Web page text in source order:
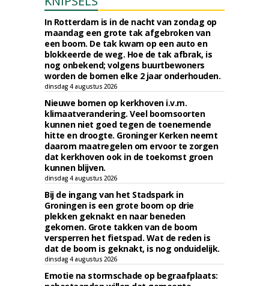
In Rotterdam is in de nacht van zondag op
maandag een grote tak afgebroken van
een boom. De tak kwam op een auto en
blokkeerde de weg. Hoe de tak afbrak, is
nog onbekend; volgens buurtbewoners
worden de bomen elke 2 jaar onderhouden.
dinsdag 4 augustus 2026
Nieuwe bomen op kerkhoven i.v.m.
klimaatverandering. Veel boomsoorten
kunnen niet goed tegen de toenemende
hitte en droogte. Groninger Kerken neemt
daarom maatregelen om ervoor te zorgen
dat kerkhoven ook in de toekomst groen
kunnen blijven.
dinsdag 4 augustus 2026
Bij de ingang van het Stadspark in
Groningen is een grote boom op drie
plekken geknakt en naar beneden
gekomen. Grote takken van de boom
versperren het fietspad. Wat de reden is
dat de boom is geknakt, is nog onduidelijk.
dinsdag 4 augustus 2026
Emotie na stormschade op begraafplaats: